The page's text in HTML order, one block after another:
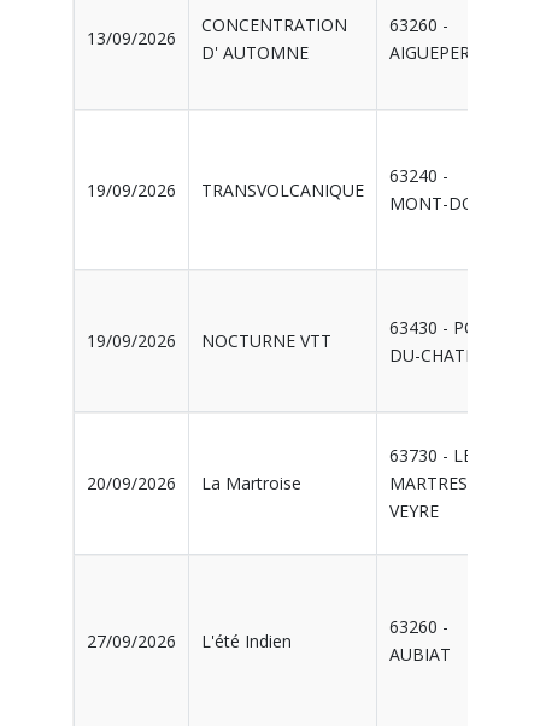
13/09/2026
CONCENTRATION
D' AUTOMNE
63260 -
AIGUEPERSE
19/09/2026 TRANSVOLCANIQUE
63240 -
MONT-DORE
19/09/2026 NOCTURNE VTT
63430 - PONT-
DU-CHATEAU
20/09/2026 La Martroise
63730 - LES
MARTRES-DE-
VEYRE
27/09/2026 L'été Indien
63260 -
AUBIAT